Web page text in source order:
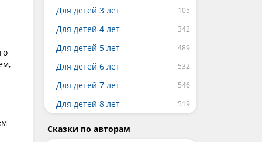
Для детей 3 лет
Для детей 4 лет
Для детей 5 лет
Для детей 6 лет
Для детей 7 лет
Для детей 8 лет
Сказки по авторам